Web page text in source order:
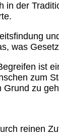
in der
was
ist
zum
Grund zu
reinen